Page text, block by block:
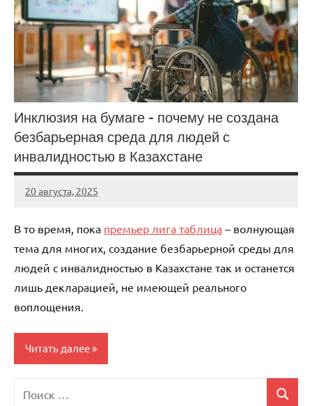
Инклюзия на бумаге – почему не создана
безбарьерная среда для людей с
инвалидностью в Казахстане
20 августа, 2025
KurnosovVIT
В то время, пока премьер лига таблица – волнующая
тема для многих, создание безбарьерной среды для
людей с инвалидностью в Казахстане так и останется
лишь декларацией, не имеющей реального
воплощения.
Читать далее
Мэтр
Поиск